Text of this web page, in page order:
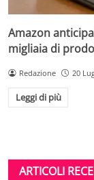
Amazon
migliaia di
Redazione 20
Leggi di più
ARTICOLI